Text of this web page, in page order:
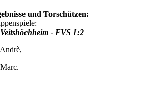
und Torschützen:
- FVS 1:2